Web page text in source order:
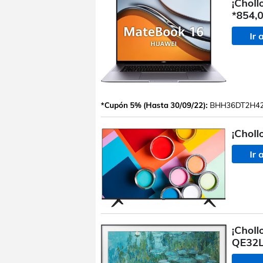
Ir
*Cupón 5% (Hasta 30/09/22):
Ir